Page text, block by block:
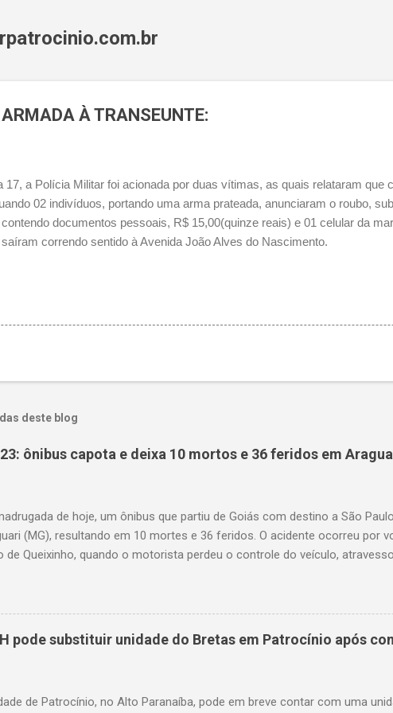
À TRANSEUNTE:
17, a Polícia Militar foi acionada por duas vítimas, as quais relataram que
02 indivíduos, portando uma arma prateada, anunciaram o roubo,
documentos pessoais, R$ 15,00(quinze reais) e 01 celular da
correndo sentido à Avenida João Alves do Nascimento.
deste blog
ônibus capota e deixa 10 mortos e 36 feridos em
de hoje, um ônibus que partiu de Goiás com destino a São
(MG), resultando em 10 mortes e 36 feridos. O acidente ocorreu por
de Queixinho, quando o motorista perdeu o controle do veículo,
anos. Nove dos feridos estão em estado grave. As autoridades
pode substituir unidade do Bretas em Patrocínio após
de Patrocínio, no Alto Paranaíba, pode em breve contar com uma